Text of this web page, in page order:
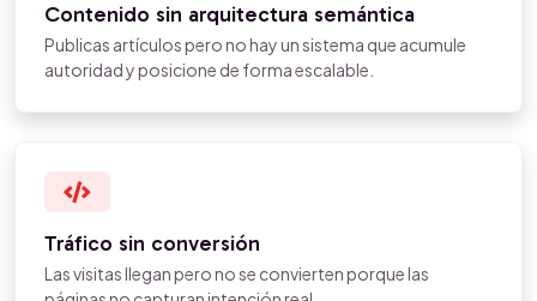
Contenido sin arquitectura semántica
Publicas artículos pero no hay un sistema que acumule
autoridad y posicione de forma escalable.
Tráfico sin conversión
Las visitas llegan pero no se convierten porque las